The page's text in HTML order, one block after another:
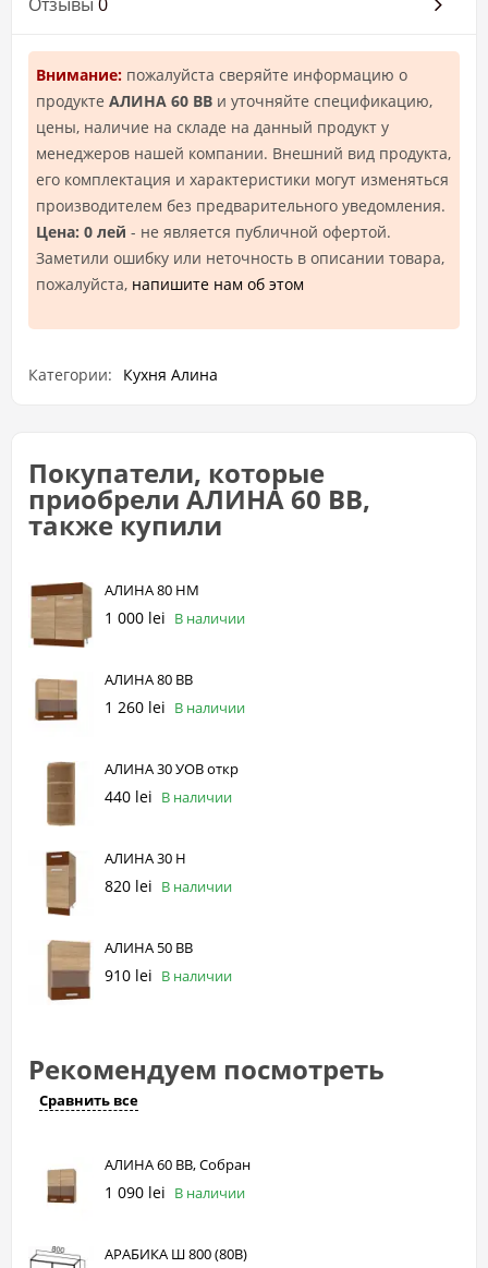
Внимание: пожалуйста сверяйте информацию о
продукте АЛИНА 60 ВВ и уточняйте спецификацию,
цены, наличие на складе на данный продукт у
менеджеров нашей компании. Внешний вид продукта,
его комплектация и характеристики могут изменяться
производителем без предварительного уведомления.
Цена: 0 лей - не является публичной офертой.
Заметили ошибку или неточность в описании товара,
пожалуйста, напишите нам об этом
Категории: Кухня Алина
Покупатели, которые
приобрели АЛИНА 60 ВВ,
также купили
АЛИНА 80 НМ
1 000 lei В наличии
АЛИНА 80 ВВ
1 260 lei В наличии
АЛИНА 30 УОВ откр
440 lei В наличии
АЛИНА 30 Н
820 lei В наличии
АЛИНА 50 ВВ
910 lei В наличии
Рекомендуем посмотреть
Сравнить все
АЛИНА 60 ВВ, Собран
1 090 lei В наличии
АРАБИКА Ш 800 (80В)